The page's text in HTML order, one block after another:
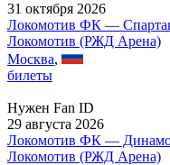
31 октября 2026
Локомотив ФК —
Локомотив (РЖД Арена)
Москва,
билеты
Нужен Fan ID
29 августа 2026
Локомотив ФК —
Локомотив (РЖД Арена)